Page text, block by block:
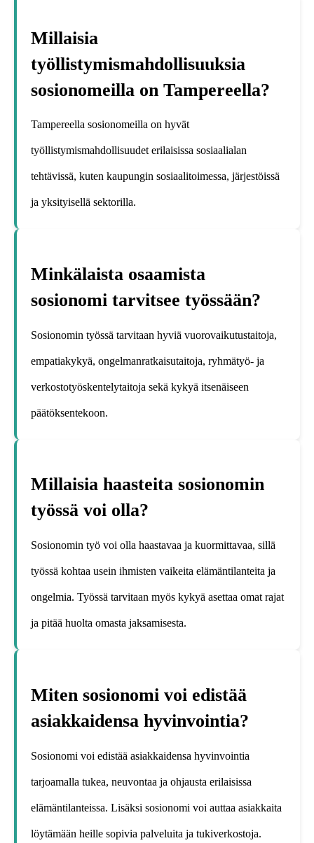
Millaisia
työllistymismahdollisuuksia
sosionomeilla on Tampereella?
Tampereella sosionomeilla on hyvät
työllistymismahdollisuudet erilaisissa sosiaalialan
tehtävissä, kuten kaupungin sosiaalitoimessa, järjestöissä
ja yksityisellä sektorilla.
Minkälaista osaamista
sosionomi tarvitsee työssään?
Sosionomin työssä tarvitaan hyviä vuorovaikutustaitoja,
empatiakykyä, ongelmanratkaisutaitoja, ryhmätyö- ja
verkostotyöskentelytaitoja sekä kykyä itsenäiseen
päätöksentekoon.
Millaisia haasteita sosionomin
työssä voi olla?
Sosionomin työ voi olla haastavaa ja kuormittavaa, sillä
työssä kohtaa usein ihmisten vaikeita elämäntilanteita ja
ongelmia. Työssä tarvitaan myös kykyä asettaa omat rajat
ja pitää huolta omasta jaksamisesta.
Miten sosionomi voi edistää
asiakkaidensa hyvinvointia?
Sosionomi voi edistää asiakkaidensa hyvinvointia
tarjoamalla tukea, neuvontaa ja ohjausta erilaisissa
elämäntilanteissa. Lisäksi sosionomi voi auttaa asiakkaita
löytämään heille sopivia palveluita ja tukiverkostoja.